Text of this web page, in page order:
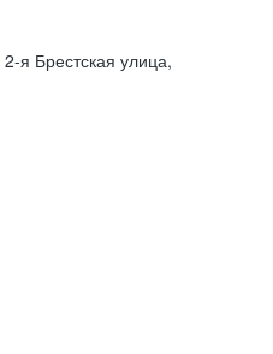
2-я Брестская улица,